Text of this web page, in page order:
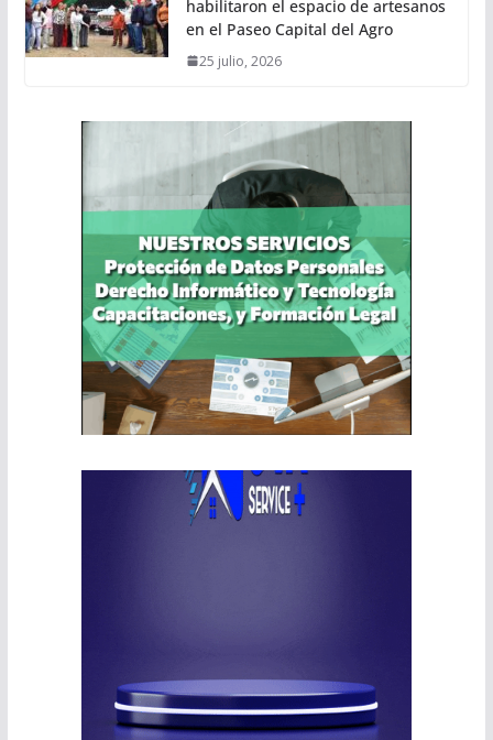
habilitaron el espacio de artesanos
en el Paseo Capital del Agro
25 julio, 2026